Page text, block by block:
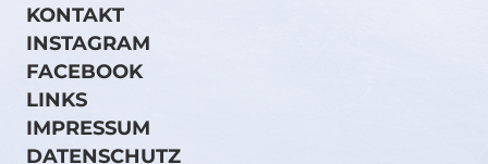
KONTAKT
INSTAGRAM
FACEBOOK
LINKS
IMPRESSUM
DATENSCHUTZ